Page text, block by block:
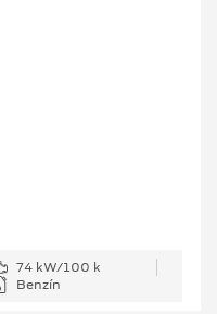
74 kW/100 k
Benzín